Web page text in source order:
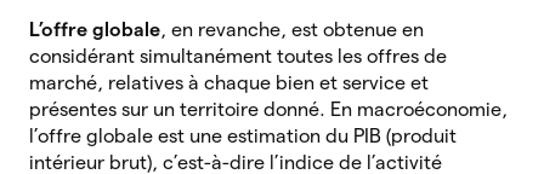
L’offre globale, en revanche, est obtenue en
considérant simultanément toutes les offres de
marché, relatives à chaque bien et service et
présentes sur un territoire donné. En macroéconomie,
l’offre globale est une estimation du PIB (produit
intérieur brut), c’est-à-dire l’indice de l’activité